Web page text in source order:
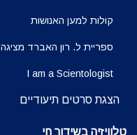
קולות למען האנושות
ספריית ל. רון האברד מציגה
I am a Scientologist
הצגת סרטים תיעודיים
טלוויזיה בשידור חי